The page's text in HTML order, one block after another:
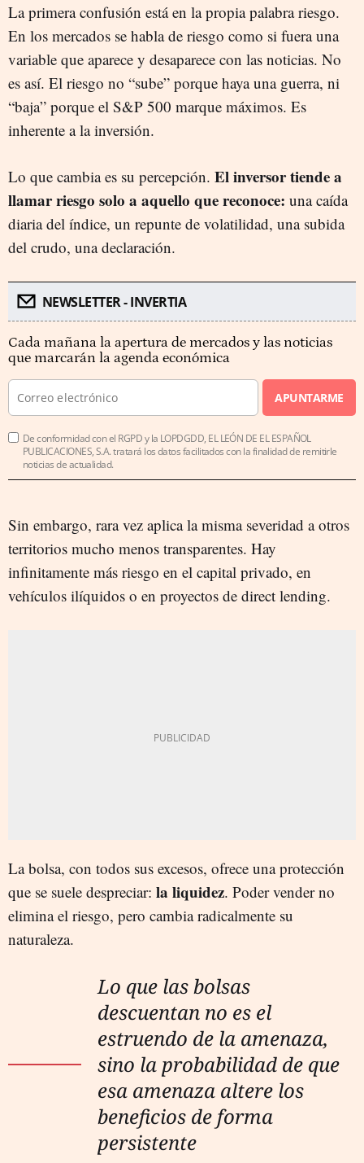
La primera confusión está en la propia palabra riesgo.
En los mercados se habla de riesgo como si fuera una
variable que aparece y desaparece con las noticias. No
es así. El riesgo no “sube” porque haya una guerra, ni
“baja” porque el S&P 500 marque máximos. Es
inherente a la inversión.
Lo que cambia es su percepción. El inversor tiende a
llamar riesgo solo a aquello que reconoce: una caída
diaria del índice, un repunte de volatilidad, una subida
del crudo, una declaración.
NEWSLETTER - INVERTIA
Cada mañana la apertura de mercados y las noticias
que marcarán la agenda económica
APUNTARME
De conformidad con el RGPD y la LOPDGDD, EL LEÓN DE EL ESPAÑOL
PUBLICACIONES, S.A. tratará los datos facilitados con la finalidad de remitirle
noticias de actualidad.
Sin embargo, rara vez aplica la misma severidad a otros
territorios mucho menos transparentes. Hay
infinitamente más riesgo en el capital privado, en
vehículos ilíquidos o en proyectos de direct lending.
La bolsa, con todos sus excesos, ofrece una protección
que se suele despreciar: la liquidez. Poder vender no
elimina el riesgo, pero cambia radicalmente su
naturaleza.
Lo que las bolsas
descuentan no es el
estruendo de la amenaza,
sino la probabilidad de que
esa amenaza altere los
beneficios de forma
persistente